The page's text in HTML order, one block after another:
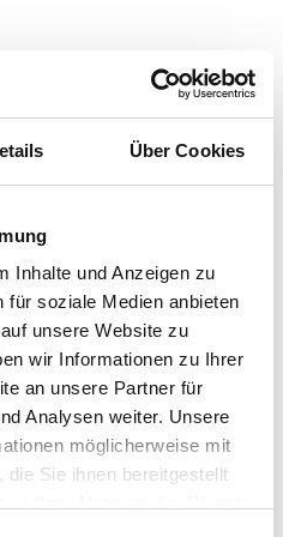
Über Cookies
Inhalte und Anzeigen zu
für soziale Medien anbieten
unsere Website zu
wir Informationen zu Ihrer
an unsere Partner für
Analysen weiter. Unsere
möglicherweise mit
Sie ihnen bereitgestellt
für Wohnungen
€
€ 3.563 € 3.433 €
-
€ 3.075 € 3.040 €
€ 3.445 € 3.371 €
€ 3.473 € 3.324 €
-